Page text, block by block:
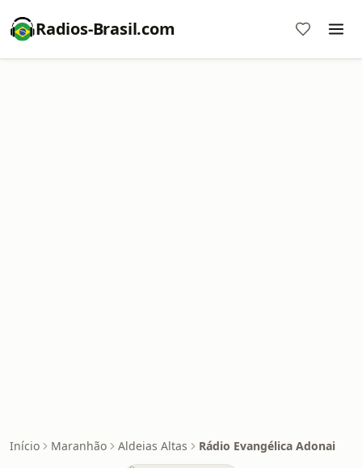
Radios-Brasil.com
Início Maranhão Aldeias Altas Rádio Evangélica Adonai